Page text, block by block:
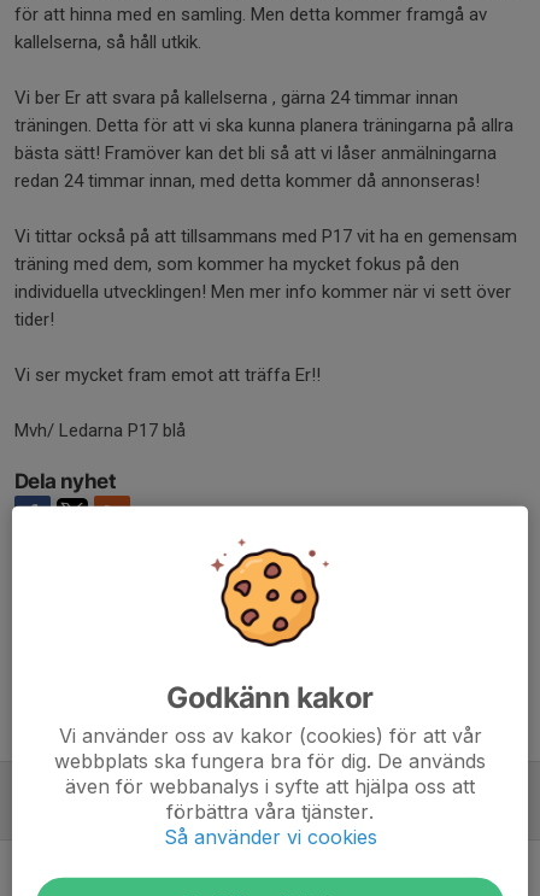
för att hinna med en samling. Men detta kommer framgå av
kallelserna, så håll utkik.
Vi ber Er att svara på kallelserna , gärna 24 timmar innan
träningen. Detta för att vi ska kunna planera träningarna på allra
bästa sätt! Framöver kan det bli så att vi låser anmälningarna
redan 24 timmar innan, med detta kommer då annonseras!
Vi tittar också på att tillsammans med P17 vit ha en gemensam
träning med dem, som kommer ha mycket fokus på den
individuella utvecklingen! Men mer info kommer när vi sett över
tider!
Vi ser mycket fram emot att träffa Er!!
Mvh/ Ledarna P17 blå
Dela nyhet
Tidigare nyheter
Säsongens träningstider!
28 feb, 18:20 0
Godkänn kakor
Vi använder oss av kakor (cookies) för att vår
webbplats ska fungera bra för dig. De används
även för webbanalys i syfte att hjälpa oss att
förbättra våra tjänster.
Så använder vi cookies